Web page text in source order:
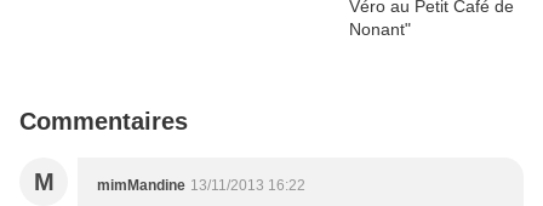
Commentaires
M mimMandine 13/11/2013 16:22